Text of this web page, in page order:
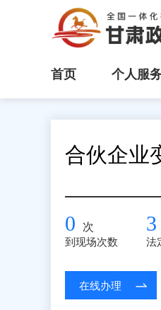
首页 个人服
合伙企业
0 次
到现场次数
3
法
在线办理